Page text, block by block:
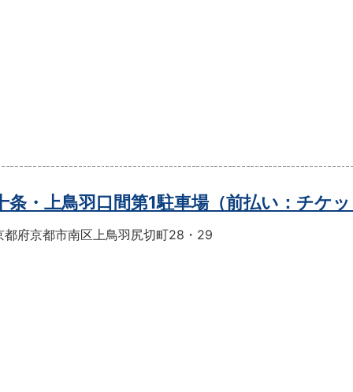
条・上鳥羽口間第1駐車場（前払い：チケ
都府京都市南区上鳥羽尻切町28・29